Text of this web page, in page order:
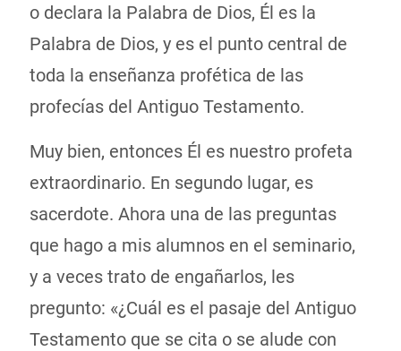
o declara la Palabra de Dios, Él es la
Palabra de Dios, y es el punto central de
toda la enseñanza profética de las
profecías del Antiguo Testamento.
Muy bien, entonces Él es nuestro profeta
extraordinario. En segundo lugar, es
sacerdote. Ahora una de las preguntas
que hago a mis alumnos en el seminario,
y a veces trato de engañarlos, les
pregunto: «¿Cuál es el pasaje del Antiguo
Testamento que se cita o se alude con